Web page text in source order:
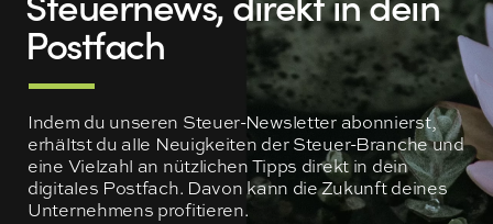
Postfach
Indem du unseren Steuer-Newsletter abonnierst,
erhältst du alle Neuigkeiten der Steuer-Branche und
eine Vielzahl an nützlichen Tipps direkt in dein
digitales Postfach. Davon kann die Zukunft deines
Unternehmens profitieren.